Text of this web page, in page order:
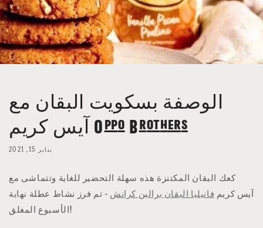
الوصفة بسكويت البقان مع
آيس كريم Oppo Brothers
يناير 15, 2021
كعك البقان المكتنزة هذه سهلة التحضير للغاية وتتماشى مع
آيس كريم فانيليا البقان برالين كرانش - تم فرز نشاط عطلة نهاية
الأسبوع المغلق!